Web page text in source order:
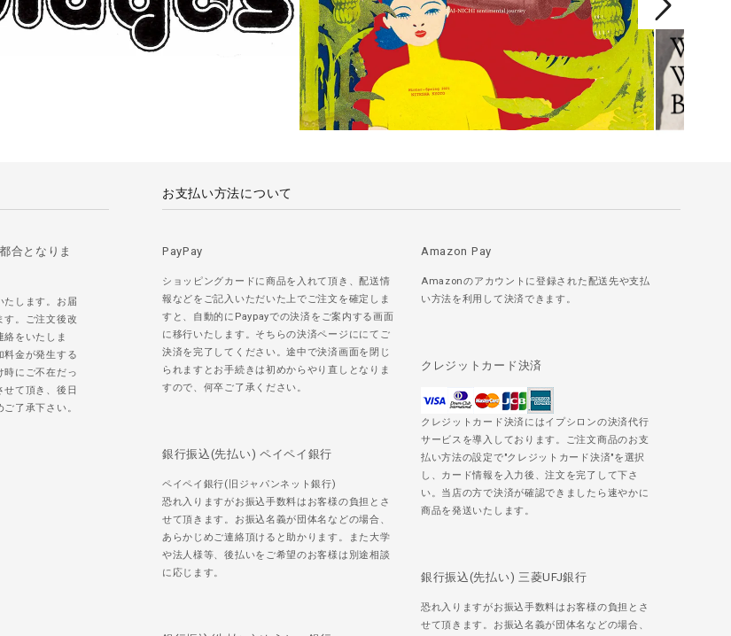
合となりま
たします。お届
す。ご注文後改
をいたしま
料金が発生する
時にご不在だっ
せて頂き、後日
了承下さい。
お支払い方法について
PayPay
ショッピングカードに商品を入れて頂き、配送情
報などをご記入いただいた上でご注文を確定しま
すと、自動的にPaypayでの決済をご案内する画面
に移行いたします。そちらの決済ページににてご
決済を完了してください。途中で決済画面を閉じ
られますとお手続きは初めからやり直しとなりま
すので、何卒ご了承ください。
Amazon Pay
Amazonのアカウントに登録された配送先や支払
い方法を利用して決済できます。
クレジットカード決済
クレジットカード決済にはイプシロンの決済代行
サービスを導入しております。ご注文商品のお支
払い方法の設定で"クレジットカード決済"を選択
し、カード情報を入力後、注文を完了して下さ
い。当店の方で決済が確認できましたら速やかに
商品を発送いたします。
銀行振込(先払い) ペイペイ銀行
ペイペイ銀行(旧ジャパンネット銀行)
恐れ入りますがお振込手数料はお客様の負担とさ
せて頂きます。お振込名義が団体名などの場合、
あらかじめご連絡頂けると助かります。また大学
や法人様等、後払いをご希望のお客様は別途相談
に応じます。
銀行振込(先払い) 三菱UFJ銀行
恐れ入りますがお振込手数料はお客様の負担とさ
せて頂きます。お振込名義が団体名などの場合、